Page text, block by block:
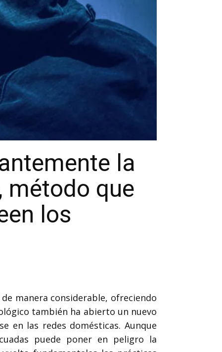
la
método que
los
manera considerable, ofreciendo
también ha abierto un nuevo
en las redes domésticas. Aunque
puede poner en peligro la